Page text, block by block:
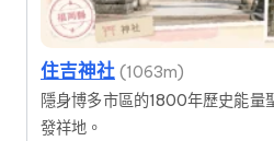
住吉神社 (1063m)
隱身博多市區的1800年歷史能量
發祥地。